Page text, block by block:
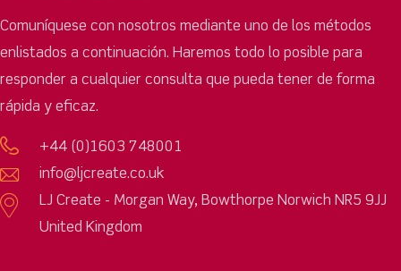
Comuníquese con nosotros mediante uno de los métodos
enlistados a continuación. Haremos todo lo posible para
responder a cualquier consulta que pueda tener de forma
rápida y eficaz.
+44 (0)1603 748001
info@ljcreate.co.uk
LJ Create - Morgan Way, Bowthorpe Norwich NR5 9JJ
United Kingdom